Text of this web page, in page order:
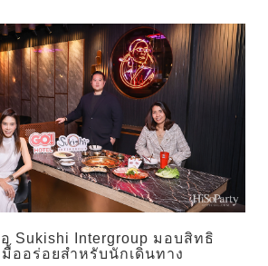
Sukishi Intergroup มอบสิทธิ
ออร่อยสำหรับนักเดินทาง